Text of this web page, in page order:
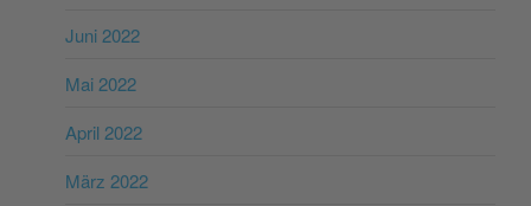
Juni 2022
Mai 2022
April 2022
März 2022